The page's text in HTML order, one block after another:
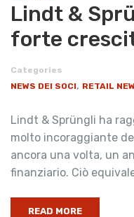
Lindt &
forte
Categories
NEWS DEI SOCI, RETAIL
Lindt & Sprüngli ha
molto incoraggiante
ancora una volta, un
finanziario. Ciò
READ MORE